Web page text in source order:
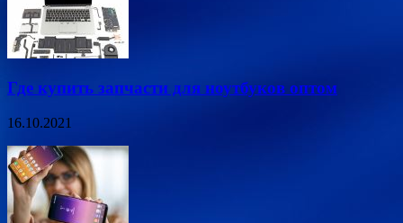
Где купить запчасти для ноутбуков оптом
16.10.2021